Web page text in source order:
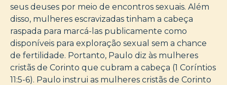
seus deuses por meio de encontros sexuais. Além
disso, mulheres escravizadas tinham a cabeça
raspada para marcá-las publicamente como
disponíveis para exploração sexual sem a chance
de fertilidade. Portanto, Paulo diz às mulheres
cristãs de Corinto que cubram a cabeça (1 Coríntios
11:5-6). Paulo instrui as mulheres cristãs de Corinto